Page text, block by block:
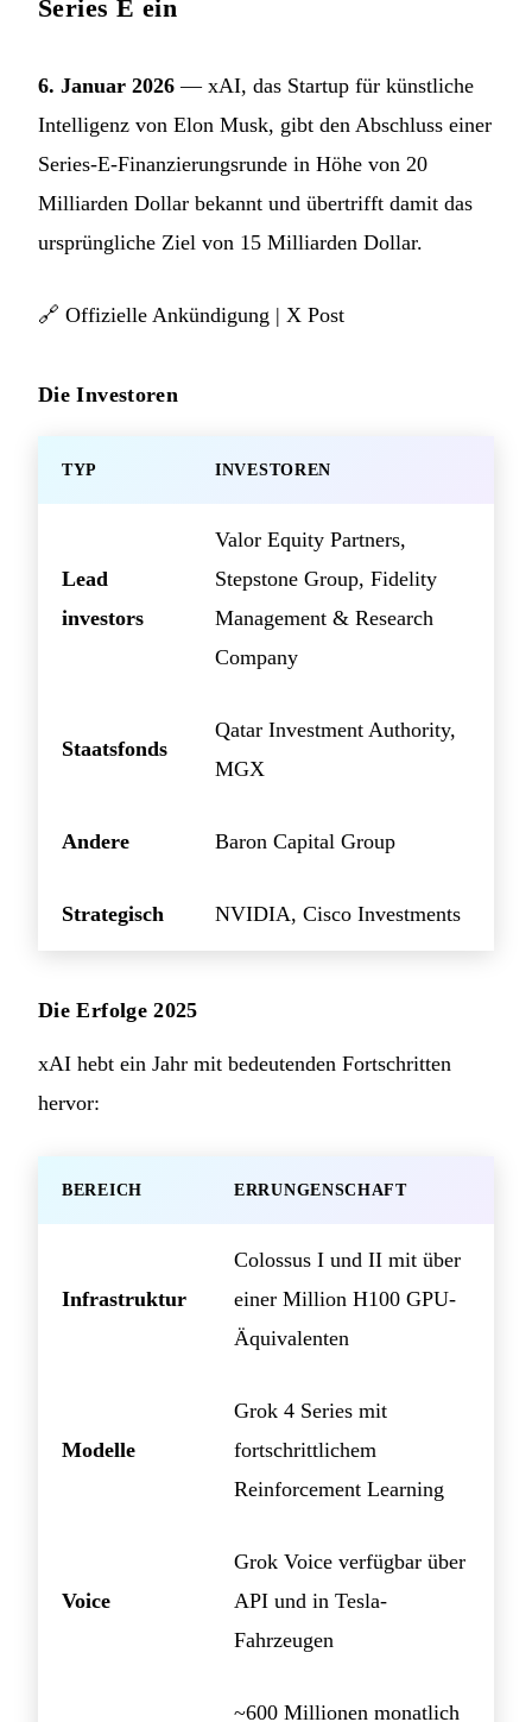
Series E ein
6. Januar 2026 — xAI, das Startup für künstliche
Intelligenz von Elon Musk, gibt den Abschluss einer
Series-E-Finanzierungsrunde in Höhe von 20
Milliarden Dollar bekannt und übertrifft damit das
ursprüngliche Ziel von 15 Milliarden Dollar.
🔗 Offizielle Ankündigung | X Post
Die Investoren
TYP INVESTOREN
Lead
investors
Valor Equity Partners,
Stepstone Group, Fidelity
Management & Research
Company
Staatsfonds
Qatar Investment Authority,
MGX
Andere Baron Capital Group
Strategisch NVIDIA, Cisco Investments
Die Erfolge 2025
xAI hebt ein Jahr mit bedeutenden Fortschritten
hervor:
BEREICH ERRUNGENSCHAFT
Infrastruktur
Colossus I und II mit über
einer Million H100 GPU-
Äquivalenten
Modelle
Grok 4 Series mit
fortschrittlichem
Reinforcement Learning
Voice
Grok Voice verfügbar über
API und in Tesla-
Fahrzeugen
~600 Millionen monatlich